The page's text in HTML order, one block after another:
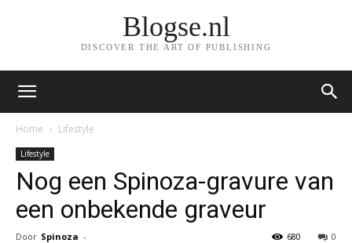
Blogse.nl
DISCOVER THE ART OF PUBLISHING
Home Lifestyle
Lifestyle
Nog een Spinoza-gravure van
een onbekende graveur
Door Spinoza - 0
680